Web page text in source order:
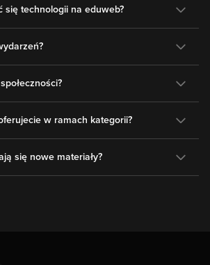
się technologii na eduweb?
w ramach kategorii?
się nowe materiały?